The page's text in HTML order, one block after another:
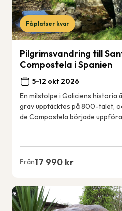
Få platser kvar
Pilgrimsvandring till
Compostela i Spanien
5-12 okt 2026
En milstolpe i Galiciens historia
grav upptäcktes på 800-talet,
de Compostela började
Från17 990 kr